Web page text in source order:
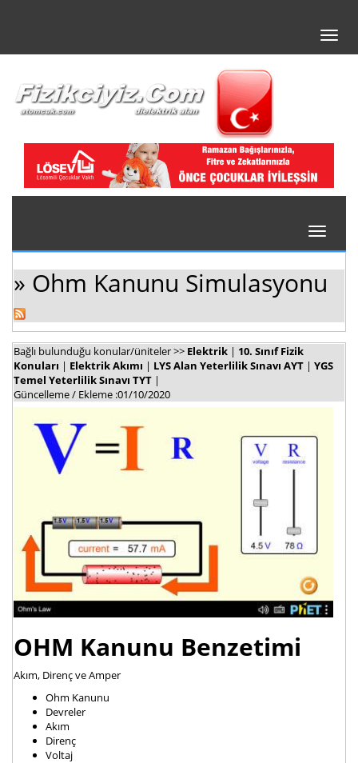
Toggle
» Ohm Kanunu Simulasyonu
Bağlı bulunduğu konular/üniteler >> Elektrik | 10. Sınıf Fizik
Konuları | Elektrik Akımı | LYS Alan Yeterlilik Sınavı AYT | YGS
Temel Yeterlilik Sınavı TYT |
Güncelleme / Ekleme :01/10/2020
OHM Kanunu Benzetimi
Akım, Direnç ve Amper
Ohm Kanunu
Devreler
Akım
Direnç
Voltaj